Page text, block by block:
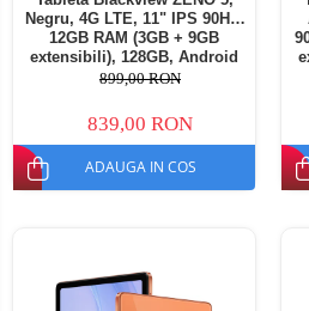
Negru, 4G LTE, 11" IPS 90Hz,
12GB RAM (3GB + 9GB
extensibili), 128GB, Android
16, Unisoc T7250, 8300mAh,
SIM
899,00 RON
839,00 RON
ADAUGA IN COS